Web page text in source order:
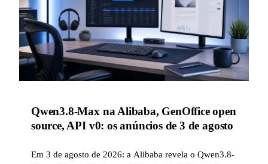
Qwen3.8-Max na Alibaba, GenOffice open
source, API v0: os anúncios de 3 de agosto
Em 3 de agosto de 2026: a Alibaba revela o Qwen3.8-